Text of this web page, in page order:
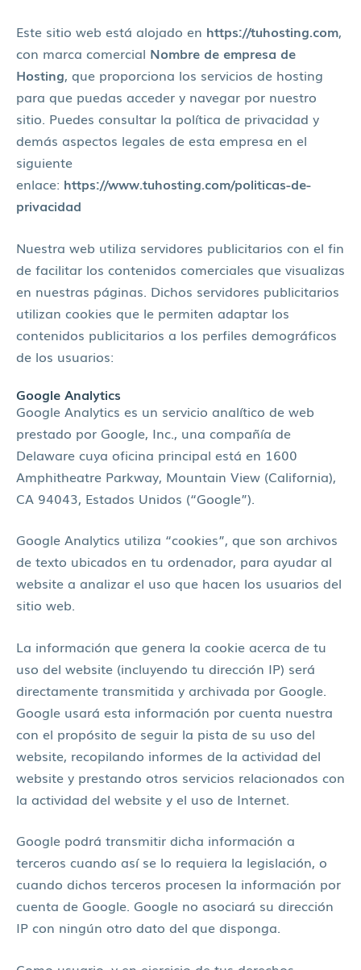
Este sitio web está alojado en https://tuhosting.com,
con marca comercial Nombre de empresa de
Hosting, que proporciona los servicios de hosting
para que puedas acceder y navegar por nuestro
sitio. Puedes consultar la política de privacidad y
demás aspectos legales de esta empresa en el
siguiente
enlace: https://www.tuhosting.com/politicas-de-
privacidad
Nuestra web utiliza servidores publicitarios con el fin
de facilitar los contenidos comerciales que visualizas
en nuestras páginas. Dichos servidores publicitarios
utilizan cookies que le permiten adaptar los
contenidos publicitarios a los perfiles demográficos
de los usuarios:
Google Analytics
Google Analytics es un servicio analítico de web
prestado por Google, Inc., una compañía de
Delaware cuya oficina principal está en 1600
Amphitheatre Parkway, Mountain View (California),
CA 94043, Estados Unidos (“Google”).
Google Analytics utiliza “cookies”, que son archivos
de texto ubicados en tu ordenador, para ayudar al
website a analizar el uso que hacen los usuarios del
sitio web.
La información que genera la cookie acerca de tu
uso del website (incluyendo tu dirección IP) será
directamente transmitida y archivada por Google.
Google usará esta información por cuenta nuestra
con el propósito de seguir la pista de su uso del
website, recopilando informes de la actividad del
website y prestando otros servicios relacionados con
la actividad del website y el uso de Internet.
Google podrá transmitir dicha información a
terceros cuando así se lo requiera la legislación, o
cuando dichos terceros procesen la información por
cuenta de Google. Google no asociará su dirección
IP con ningún otro dato del que disponga.